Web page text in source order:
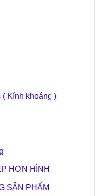
( Kính khoáng )
HƠN HÌNH
SẢN PHẨM